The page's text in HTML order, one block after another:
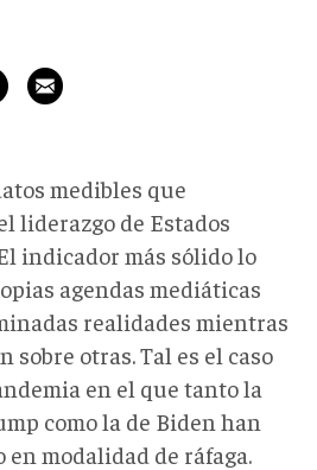
medibles que
liderazgo de Estados
indicador más sólido lo
agendas mediáticas
realidades mientras
sobre otras. Tal es el caso
en el que tanto la
como la de Biden han
en modalidad de ráfaga.